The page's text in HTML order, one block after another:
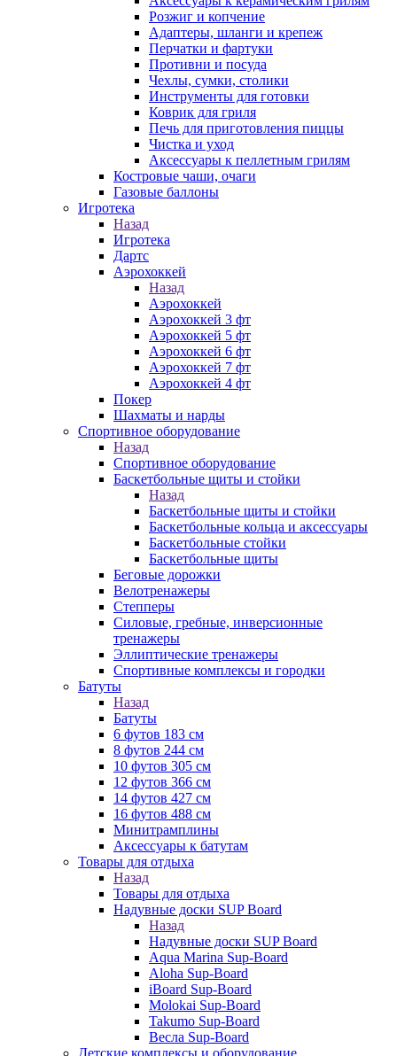
Розжиг и копчение
Адаптеры, шланги и крепеж
Перчатки и фартуки
Противни и посуда
Чехлы, сумки, столики
Инструменты для готовки
Коврик для гриля
Печь для приготовления пиццы
Чистка и уход
Аксессуары к пеллетным грилям
Костровые чаши, очаги
Газовые баллоны
Игротека
Назад
Игротека
Дартс
Аэрохоккей
Назад
Аэрохоккей
Аэрохоккей 3 фт
Аэрохоккей 5 фт
Аэрохоккей 6 фт
Аэрохоккей 7 фт
Аэрохоккей 4 фт
Покер
Шахматы и нарды
Спортивное оборудование
Назад
Спортивное оборудование
Баскетбольные щиты и стойки
Назад
Баскетбольные щиты и стойки
Баскетбольные кольца и аксессуары
Баскетбольные стойки
Баскетбольные щиты
Беговые дорожки
Велотренажеры
Степперы
Силовые, гребные, инверсионные
тренажеры
Эллиптические тренажеры
Спортивные комплексы и городки
Батуты
Назад
Батуты
6 футов 183 см
8 футов 244 см
10 футов 305 см
12 футов 366 см
14 футов 427 см
16 футов 488 см
Минитрамплины
Аксессуары к батутам
Товары для отдыха
Назад
Товары для отдыха
Надувные доски SUP Board
Назад
Надувные доски SUP Board
Aqua Marina Sup-Board
Aloha Sup-Board
iBoard Sup-Board
Molokai Sup-Board
Takumo Sup-Board
Весла Sup-Board
Детские комплексы и оборудование